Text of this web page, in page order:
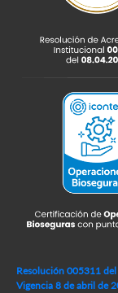
Resolución 005311
Vigencia 8 de abril de